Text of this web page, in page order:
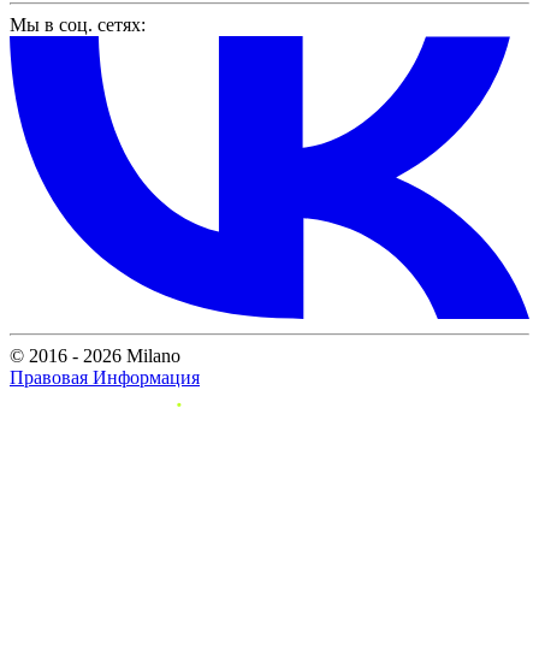
Мы в соц. сетях:
© 2016 - 2026 Milano
Правовая Информация